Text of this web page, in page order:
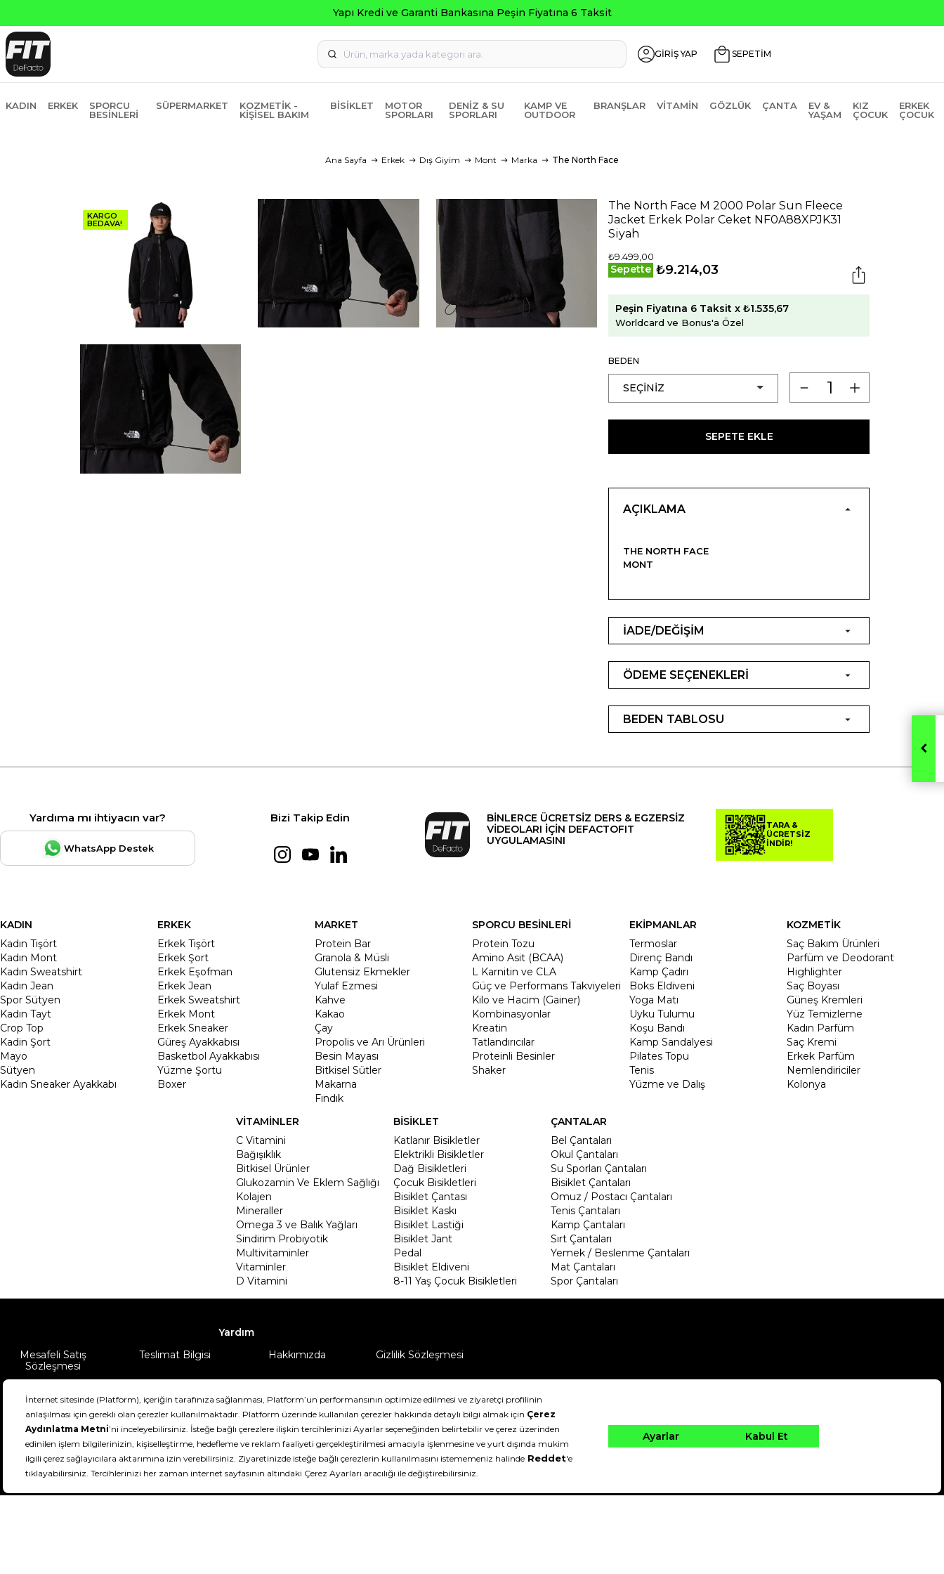
Yapı Kredi ve Garanti Bankasına Peşin Fiyatına 6 Taksit
GİRİŞ YAP SEPETİM
KADIN ERKEK
SPORCU
BESINLERI
SÜPERMARKET
KOZMETIK -
KIŞISEL BAKIM
BISIKLET
MOTOR
SPORLARI
DENIZ & SU
SPORLARI
KAMP VE
OUTDOOR
BRANŞLAR VITAMIN GÖZLÜK ÇANTA
EV &
YAŞAM
KIZ
ÇOCUK
ERKEK
ÇOCUK
Ana Sayfa Erkek Dış Giyim Mont Marka The North Face
KARGO
BEDAVA!
The North Face M 2000 Polar Sun Fleece
Jacket Erkek Polar Ceket NF0A88XPJK31
Siyah
₺9.499,00
Sepette ₺9.214,03
Peşin Fiyatına 6 Taksit x ₺1.535,67
Worldcard ve Bonus'a Özel
BEDEN
SEPETE EKLE
AÇIKLAMA
THE NORTH FACE
MONT
İADE/DEĞİŞİM
ÖDEME SEÇENEKLERİ
BEDEN TABLOSU
Yardıma mı ihtiyacın var?
WhatsApp Destek
Bizi Takip Edin
BİNLERCE ÜCRETSİZ DERS & EGZERSİZ
VİDEOLARI İÇİN DEFACTOFIT
UYGULAMASINI
TARA &
ÜCRETSİZ
İNDİR!
KADIN
Kadın Tişört
Kadın Mont
Kadın Sweatshirt
Kadın Jean
Spor Sütyen
Kadın Tayt
Crop Top
Kadin Şort
Mayo
Sütyen
Kadın Sneaker Ayakkabı
ERKEK
Erkek Tişört
Erkek Şort
Erkek Eşofman
Erkek Jean
Erkek Sweatshirt
Erkek Mont
Erkek Sneaker
Güreş Ayakkabısı
Basketbol Ayakkabısı
Yüzme Şortu
Boxer
MARKET
Protein Bar
Granola & Müsli
Glutensiz Ekmekler
Yulaf Ezmesi
Kahve
Kakao
Çay
Propolis ve Arı Ürünleri
Besin Mayası
Bitkisel Sütler
Makarna
Fındık
SPORCU BESİNLERİ
Protein Tozu
Amino Asit (BCAA)
L Karnitin ve CLA
Güç ve Performans Takviyeleri
Kilo ve Hacim (Gainer)
Kombinasyonlar
Kreatin
Tatlandırıcılar
Proteinli Besinler
Shaker
EKİPMANLAR
Termoslar
Direnç Bandı
Kamp Çadırı
Boks Eldiveni
Yoga Matı
Uyku Tulumu
Koşu Bandı
Kamp Sandalyesi
Pilates Topu
Tenis
Yüzme ve Dalış
KOZMETİK
Saç Bakım Ürünleri
Parfüm ve Deodorant
Highlighter
Saç Boyası
Güneş Kremleri
Yüz Temizleme
Kadın Parfüm
Saç Kremi
Erkek Parfüm
Nemlendiriciler
Kolonya
VİTAMİNLER
C Vitamini
Bağışıklık
Bitkisel Ürünler
Glukozamin Ve Eklem Sağlığı
Kolajen
Mineraller
Omega 3 ve Balık Yağları
Sindirim Probiyotik
Multivitaminler
Vitaminler
D Vitamini
BİSİKLET
Katlanır Bisikletler
Elektrikli Bisikletler
Dağ Bisikletleri
Çocuk Bisikletleri
Bisiklet Çantası
Bisiklet Kaskı
Bisiklet Lastiği
Bisiklet Jant
Pedal
Bisiklet Eldiveni
8-11 Yaş Çocuk Bisikletleri
ÇANTALAR
Bel Çantaları
Okul Çantaları
Su Sporları Çantaları
Bisiklet Çantaları
Omuz / Postacı Çantaları
Tenis Çantaları
Kamp Çantaları
Sırt Çantaları
Yemek / Beslenme Çantaları
Mat Çantaları
Spor Çantaları
Yardım
Mesafeli Satış
Sözleşmesi
Teslimat Bilgisi Hakkımızda Gizlilik Sözleşmesi
DeFactoFIT ©️ 2022-2026. Tüm hakları saklıdır.